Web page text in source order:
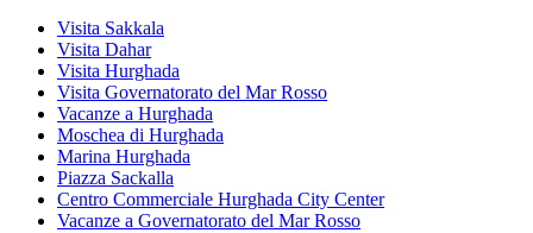
Visita Sakkala
Visita Dahar
Visita Hurghada
Visita Governatorato del Mar Rosso
Vacanze a Hurghada
Moschea di Hurghada
Marina Hurghada
Piazza Sackalla
Centro Commerciale Hurghada City Center
Vacanze a Governatorato del Mar Rosso